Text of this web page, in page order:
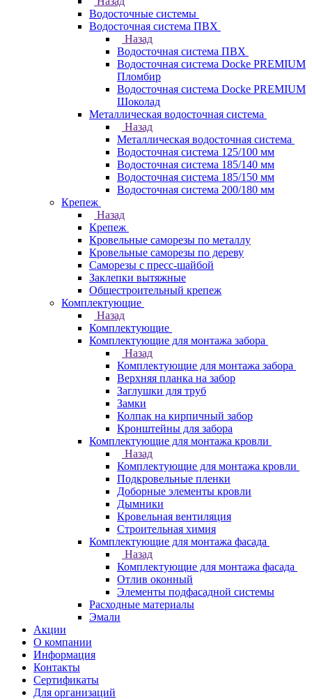
Водосточные системы
Водосточная система ПВХ
Назад
Водосточная система ПВХ
Водосточная система Docke PREMIUM
Пломбир
Водосточная система Docke PREMIUM
Шоколад
Металлическая водосточная система
Назад
Металлическая водосточная система
Водосточная система 125/100 мм
Водосточная система 185/140 мм
Водосточная система 185/150 мм
Водосточная система 200/180 мм
Крепеж
Назад
Крепеж
Кровельные саморезы по металлу
Кровельные саморезы по дереву
Саморезы с пресс-шайбой
Заклепки вытяжные
Общестроительный крепеж
Комплектующие
Назад
Комплектующие
Комплектующие для монтажа забора
Назад
Комплектующие для монтажа забора
Верхняя планка на забор
Заглушки для труб
Замки
Колпак на кирпичный забор
Кронштейны для забора
Комплектующие для монтажа кровли
Назад
Комплектующие для монтажа кровли
Подкровельные пленки
Доборные элементы кровли
Дымники
Кровельная вентиляция
Строительная химия
Комплектующие для монтажа фасада
Назад
Комплектующие для монтажа фасада
Отлив оконный
Элементы подфасадной системы
Расходные материалы
Эмали
Акции
О компании
Информация
Контакты
Сертификаты
Для организаций